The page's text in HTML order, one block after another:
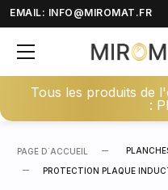
EMAIL: INFO@MIROMAT.FR
Tous les produits de
:
PAGE D΄ACCUEIL
PROTECTION PLAQUE